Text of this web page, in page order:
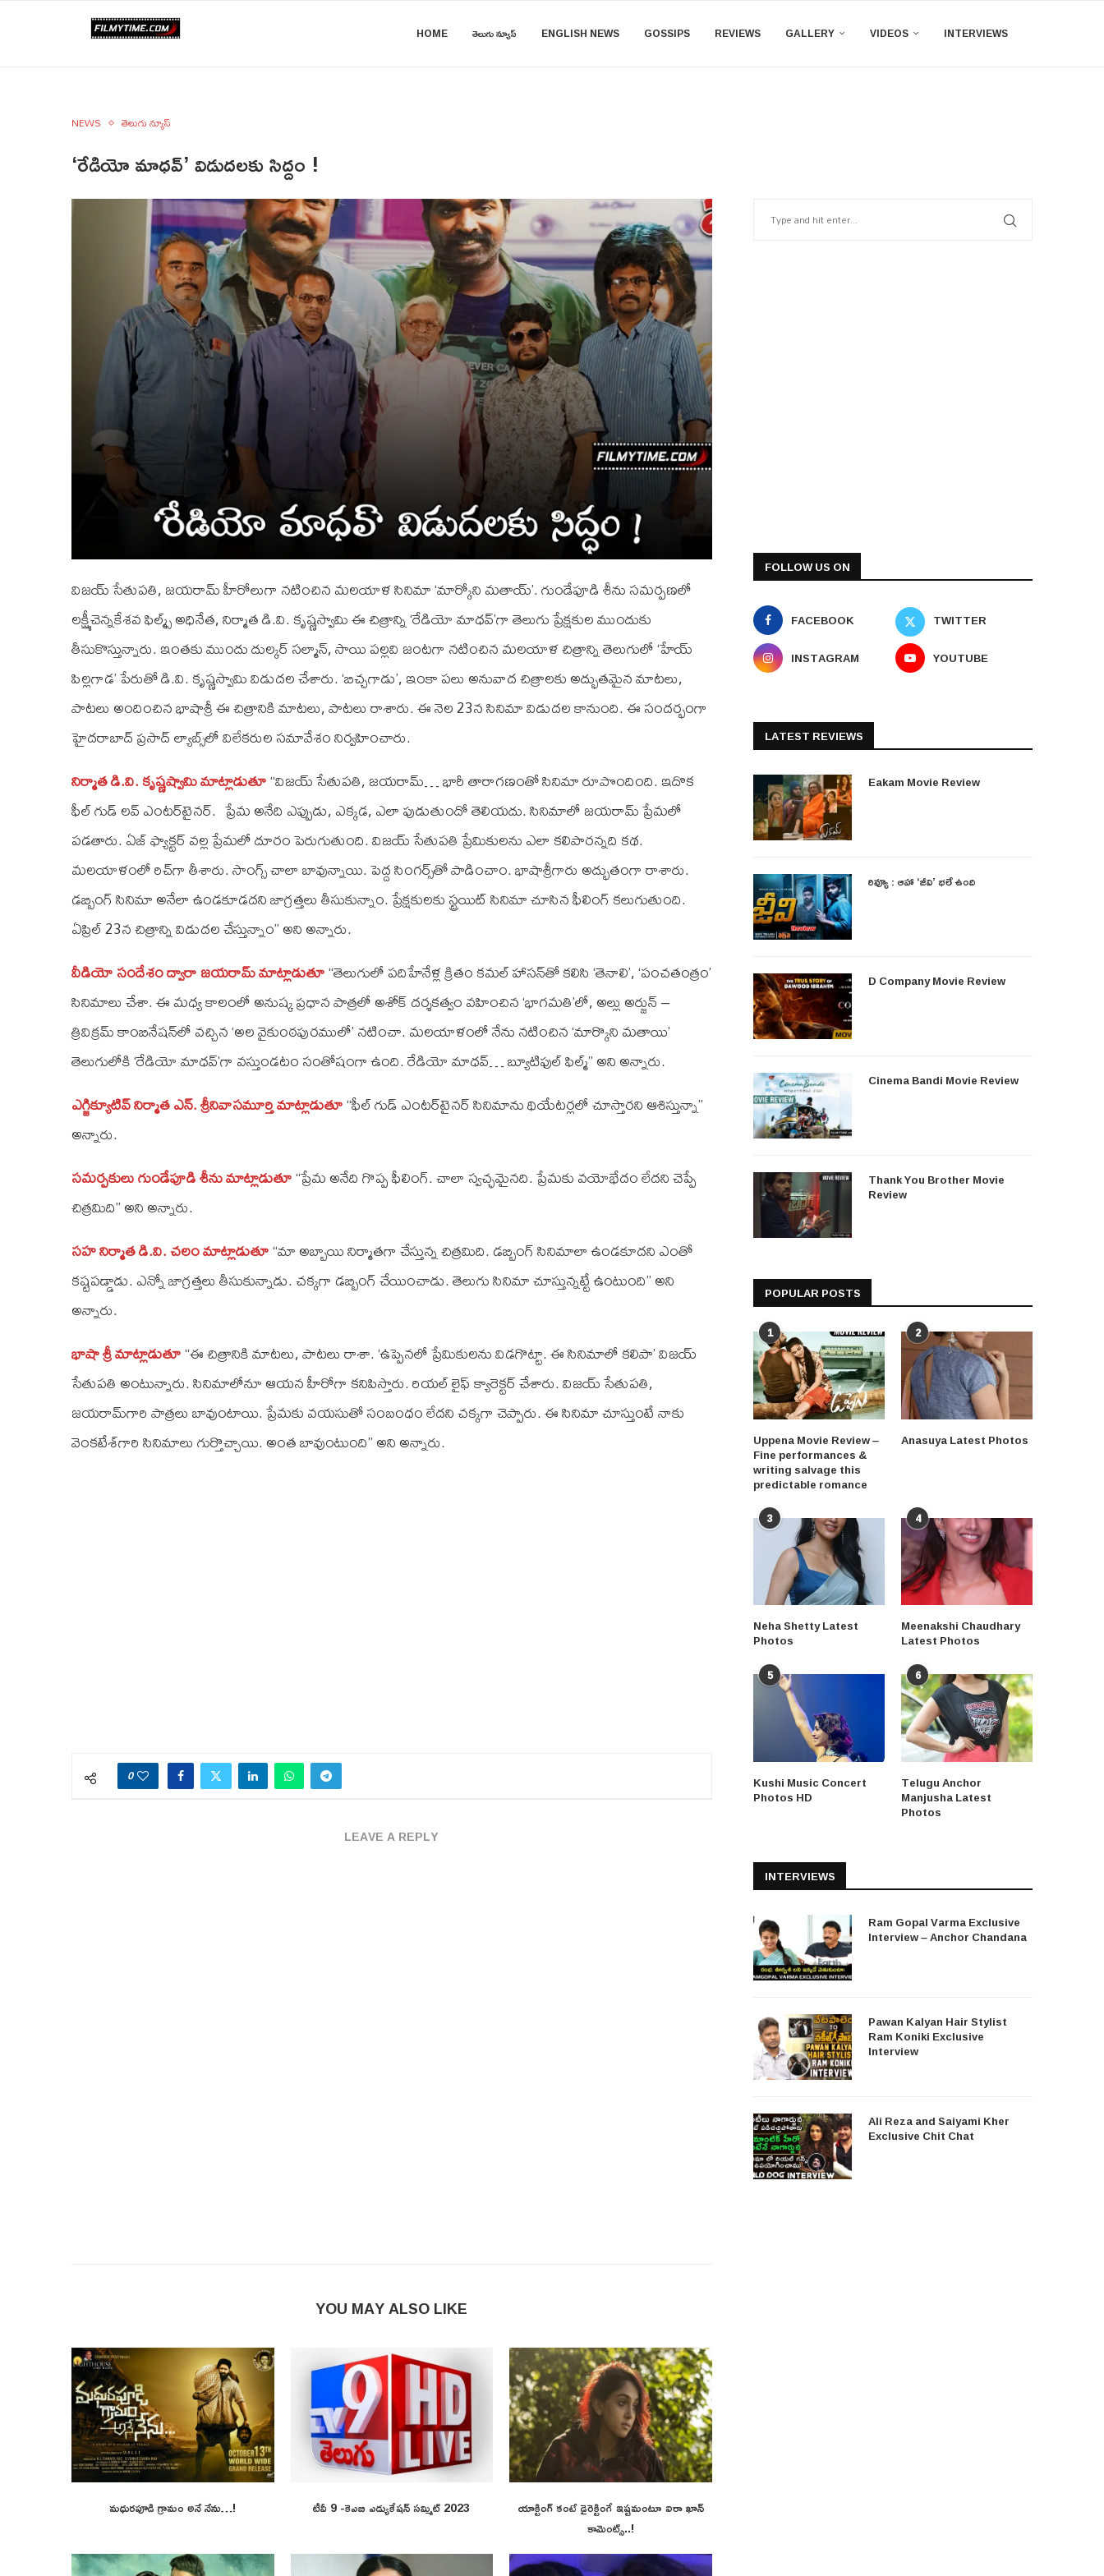
HOME తెలుగు న్యూస్ ENGLISH NEWS GOSSIPS REVIEWS GALLERY VIDEOS INTERVIEWS
NEWS తెలుగు న్యూస్
‘రేడియో మాధవ్‌’ విడుదలకు సిద్దం !
విజయ్‌ సేతుపతి, జయరామ్‌ హీరోలుగా నటించిన మలయాళ సినిమా ‘మార్కోని మతాయ్‌’. గుండేపూడి శీను సమర్పణలో
లక్ష్మీచెన్నకేశవ ఫిల్మ్స్‌ అధినేత, నిర్మాత డి.వి. కృష్ణస్వామి ఈ చిత్రాన్ని ‘రేడియో మాధవ్‌’గా తెలుగు ప్రేక్షకుల ముందుకు
తీసుకొస్తున్నారు. ఇంతకు ముందు దుల్కర్ సల్మాన్, సాయి పల్లవి జంటగా నటించిన మలయాళ చిత్రాన్ని తెలుగులో ‘హేయ్
పిల్లగాడ’ పేరుతో డి.వి. కృష్ణస్వామి విడుదల చేశారు. ‘బిచ్చగాడు’, ఇంకా పలు అనువాద చిత్రాలకు అద్భుతమైన మాటలు,
పాటలు అందించిన భాషాశ్రీ ఈ చిత్రానికి మాటలు, పాటలు రాశారు. ఈ నెల 23న సినిమా విడుదల కానుంది. ఈ సందర్భంగా
హైదరాబాద్‌ ప్రసాద్‌ ల్యాబ్స్‌లో విలేకరుల సమావేశం నిర్వహించారు.
నిర్మాత డి.వి. కృష్ణష్వామి మాట్లాడుతూ‘‘విజయ్‌ సేతుపతి, జయరామ్‌… భారీ తారాగణంతో సినిమా రూపొందింది. ఇదొక
ఫీల్‌ గుడ్‌ లవ్‌ ఎంటర్‌టైనర్‌. ప్రేమ అనేది ఎప్పుడు, ఎక్కడ, ఎలా పుడుతుందో తెలియదు. సినిమాలో జయరామ్‌ ప్రేమలో
పడతారు. ఏజ్‌ ఫ్యాక్టర్‌ వల్ల ప్రేమలో దూరం పెరుగుతుంది. విజయ్‌ సేతుపతి ప్రేమికులను ఎలా కలిపారన్నది కథ.
మలయాళంలో రిచ్‌గా తీశారు. సాంగ్స్‌ చాలా బావున్నాయి. పెద్ద సింగర్స్‌తో పాడించాం. భాషాశ్రీగారు అద్భుతంగా రాశారు.
డబ్బింగ్‌ సినిమా అనేలా ఉండకూడదని జాగ్రత్తలు తీసుకున్నాం. ప్రేక్షకులకు స్ట్రయిట్‌ సినిమా చూసిన ఫీలింగ్‌ కలుగుతుంది.
ఏప్రిల్‌ 23న చిత్రాన్ని విడుదల చేస్తున్నాం’’ అని అన్నారు.
వీడియో సందేశం ద్వారా జయరామ్‌ మాట్లాడుతూ‘‘తెలుగులో పదిహేనేళ్ల క్రితం కమల్‌ హాసన్‌తో కలిసి ‘తెనాలి’, ‘పంచతంత్రం’
సినిమాలు చేశా. ఈ మధ్య కాలంలో అనుష్క ప్రధాన పాత్రలో అశోక్‌ దర్శకత్వం వహించిన ‘భాగమతి’లో, అల్లు అర్జున్‌ –
త్రివిక్రమ్‌ కాంబినేషన్‌లో వచ్చిన ‘అల వైకుంఠపురములో’ నటించా. మలయాళంలో నేను నటించిన ‘మార్కొని మతాయి’
తెలుగులోకి ‘రేడియో మాధవ్‌’గా వస్తుండటం సంతోషంగా ఉంది. రేడియో మాధవ్‌… బ్యూటిఫుల్‌ ఫిల్మ్‌’’ అని అన్నారు.
ఎగ్జిక్యూటివ్‌ నిర్మాత ఎన్‌. శ్రీనివాసమూర్తి మాట్లాడుతూ‘‘ఫీల్‌ గుడ్‌ ఎంటర్‌టైనర్‌ సినిమాను థియేటర్లలో చూస్తారని ఆశిస్తున్నా’’
అన్నారు.
సమర్పకులు గుండేపూడి శీను మాట్లాడుతూ‘‘ప్రేమ అనేది గొప్ప ఫీలింగ్‌. చాలా స్వచ్ఛమైనది. ప్రేమకు వయోభేదం లేదని చెప్పే
చిత్రమిది’’ అని అన్నారు.
సహ నిర్మాత డి.వి. చలం మాట్లాడుతూ‘‘మా అబ్బాయి నిర్మాతగా చేస్తున్న చిత్రమిది. డబ్బింగ్‌ సినిమాలా ఉండకూదని ఎంతో
కష్టపడ్డాడు. ఎన్నో జాగ్రత్తలు తీసుకున్నాడు. చక్కగా డబ్బింగ్‌ చేయించాడు. తెలుగు సినిమా చూస్తున్నట్టే ఉంటుంది’’ అని
అన్నారు.
భాషా శ్రీ మాట్లాడుతూ‘‘ఈ చిత్రానికి మాటలు, పాటలు రాశా. ‘ఉప్పెనలో ప్రేమికులను విడగొట్టా. ఈ సినిమాలో కలిపా’ విజయ్‌
సేతుపతి అంటున్నారు. సినిమాలోనూ ఆయన హీరోగా కనిపిస్తారు. రియల్‌ లైఫ్‌ క్యారెక్టర్‌ చేశారు. విజయ్‌ సేతుపతి,
జయరామ్‌గారి పాత్రలు బావుంటాయి. ప్రేమకు వయసుతో సంబంధం లేదని చక్కగా చెప్పారు. ఈ సినిమా చూస్తుంటే నాకు
వెంకటేశ్‌గారి సినిమాలు గుర్తొచ్చాయి. అంత బావుంటుంది’’ అని అన్నారు.
0
LEAVE A REPLY
YOU MAY ALSO LIKE
మధురపూడి గ్రామం అనే నేను…! టీవీ 9 -కెఎబి ఎడ్యుకేషన్ సమ్మిట్ 2023
యాక్టింగ్ కంటే డైరెక్టింగే ఇష్టమంటూ ఐరా ఖాన్
కామెంట్స్..!
FOLLOW US ON
FACEBOOK
TWITTER
INSTAGRAM
YOUTUBE
LATEST REVIEWS
Eakam Movie Review
రివ్యూ : ఆహా ‘జీవి’ భలే ఉంది
D Company Movie Review
Cinema Bandi Movie Review
Thank You Brother Movie
Review
POPULAR POSTS
1
Uppena Movie Review –
Fine performances &
writing salvage this
predictable romance
2
Anasuya Latest Photos
3
Neha Shetty Latest
Photos
4
Meenakshi Chaudhary
Latest Photos
5
Kushi Music Concert
Photos HD
6
Telugu Anchor
Manjusha Latest
Photos
INTERVIEWS
Ram Gopal Varma Exclusive
Interview – Anchor Chandana
Pawan Kalyan Hair Stylist
Ram Koniki Exclusive
Interview
Ali Reza and Saiyami Kher
Exclusive Chit Chat